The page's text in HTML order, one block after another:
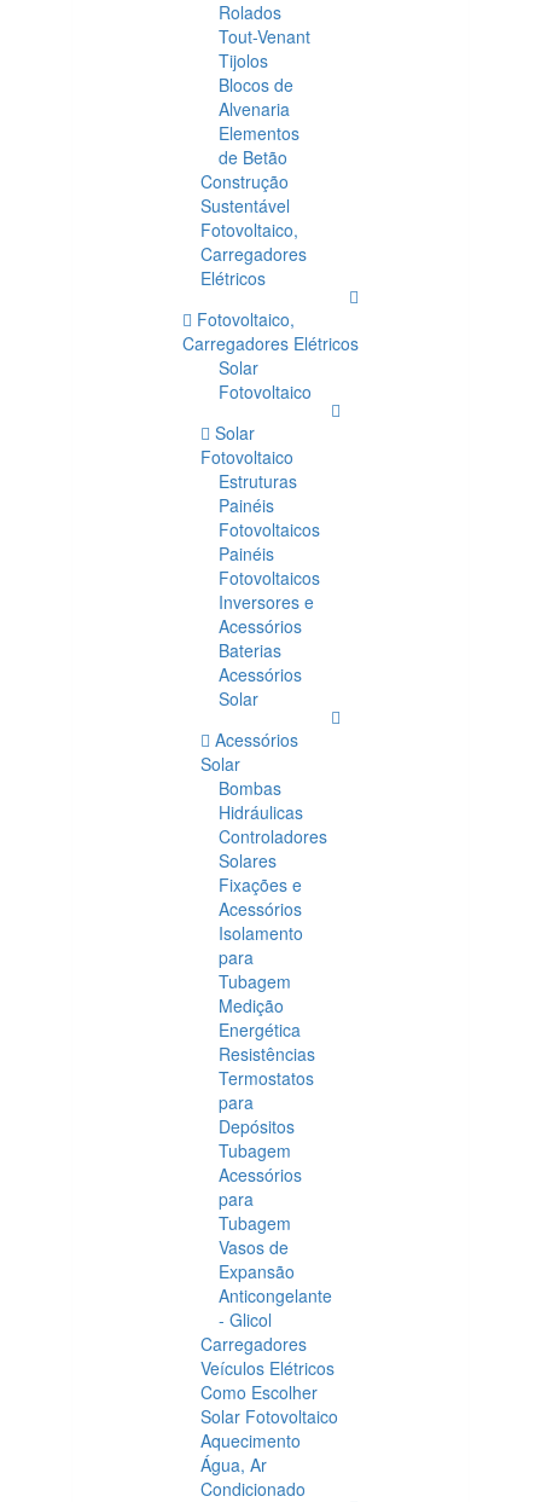
Rolados
Tout-Venant
Tijolos
Blocos de
Alvenaria
Elementos
de Betão
Construção
Sustentável
Fotovoltaico,
Carregadores
Elétricos
Fotovoltaico,
Carregadores Elétricos
Solar
Fotovoltaico
Solar
Fotovoltaico
Estruturas
Painéis
Fotovoltaicos
Painéis
Fotovoltaicos
Inversores e
Acessórios
Baterias
Acessórios
Solar
Acessórios
Solar
Bombas
Hidráulicas
Controladores
Solares
Fixações e
Acessórios
Isolamento
para
Tubagem
Medição
Energética
Resistências
Termostatos
para
Depósitos
Tubagem
Acessórios
para
Tubagem
Vasos de
Expansão
Anticongelante
- Glicol
Carregadores
Veículos Elétricos
Como Escolher
Solar Fotovoltaico
Aquecimento
Água, Ar
Condicionado